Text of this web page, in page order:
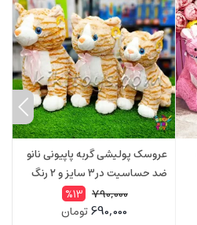
عروسک پولیشی گربه پاپیونی نانو
ضد حساسیت در۳ سایز و ۲ رنگ
790,000
%13
690,000تومان